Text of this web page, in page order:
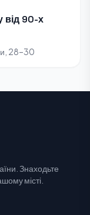
від 90-х
28–30
Знаходьте
місті.